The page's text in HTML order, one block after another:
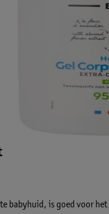
babyhuid, is goed voor